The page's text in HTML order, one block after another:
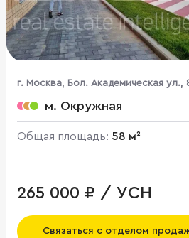
г. Москва, Бол. Академическая ул.,
м. Окружная
Общая площадь: 58 м²
265 000 ₽ / УСН
Связаться с отделом